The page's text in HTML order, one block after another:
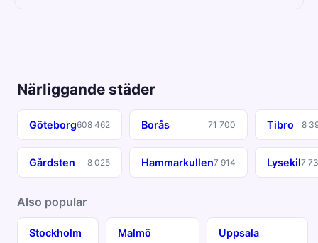
Närliggande städer
Göteborg608 462 Borås 71 700 Tibro 8
Gårdsten 8 025 Hammarkullen7 914 Lysekil7
Also popular
Stockholm Malmö Uppsala